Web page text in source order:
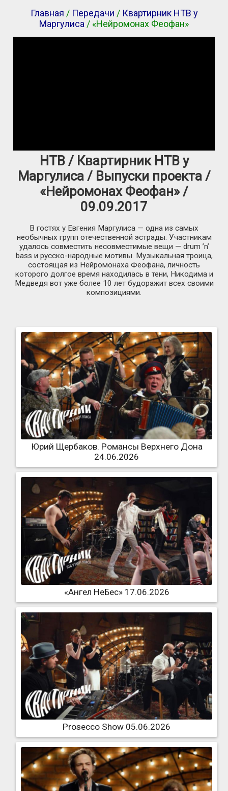
Главная / Передачи / Квартирник НТВ у
Маргулиса / «Нейромонах Феофан»
НТВ / Квартирник НТВ у
Маргулиса / Выпуски проекта /
«Нейромонах Феофан» /
09.09.2017
В гостях у Евгения Маргулиса — одна из самых
необычных групп отечественной эстрады. Участникам
удалось совместить несовместимые вещи — drum ’n’
bass и русско-народные мотивы. Музыкальная троица,
состоящая из Нейромонаха Феофана, личность
которого долгое время находилась в тени, Никодима и
Медведя вот уже более 10 лет будоражит всех своими
композициями.
Юрий Щербаков. Романсы Верхнего Дона
24.06.2026
«Ангел НеБес» 17.06.2026
Prosecco Show 05.06.2026